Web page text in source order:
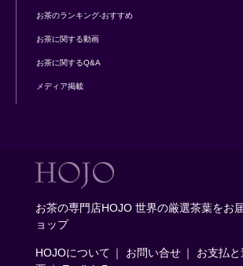
お茶のランキング-おすすめ
お茶に関する動画
お茶に関するQ&A
メディア掲載
お茶の専門店HOJO 世界の厳選茶葉をお
ョップ
HOJOについて ｜ お問い合せ ｜ お支払